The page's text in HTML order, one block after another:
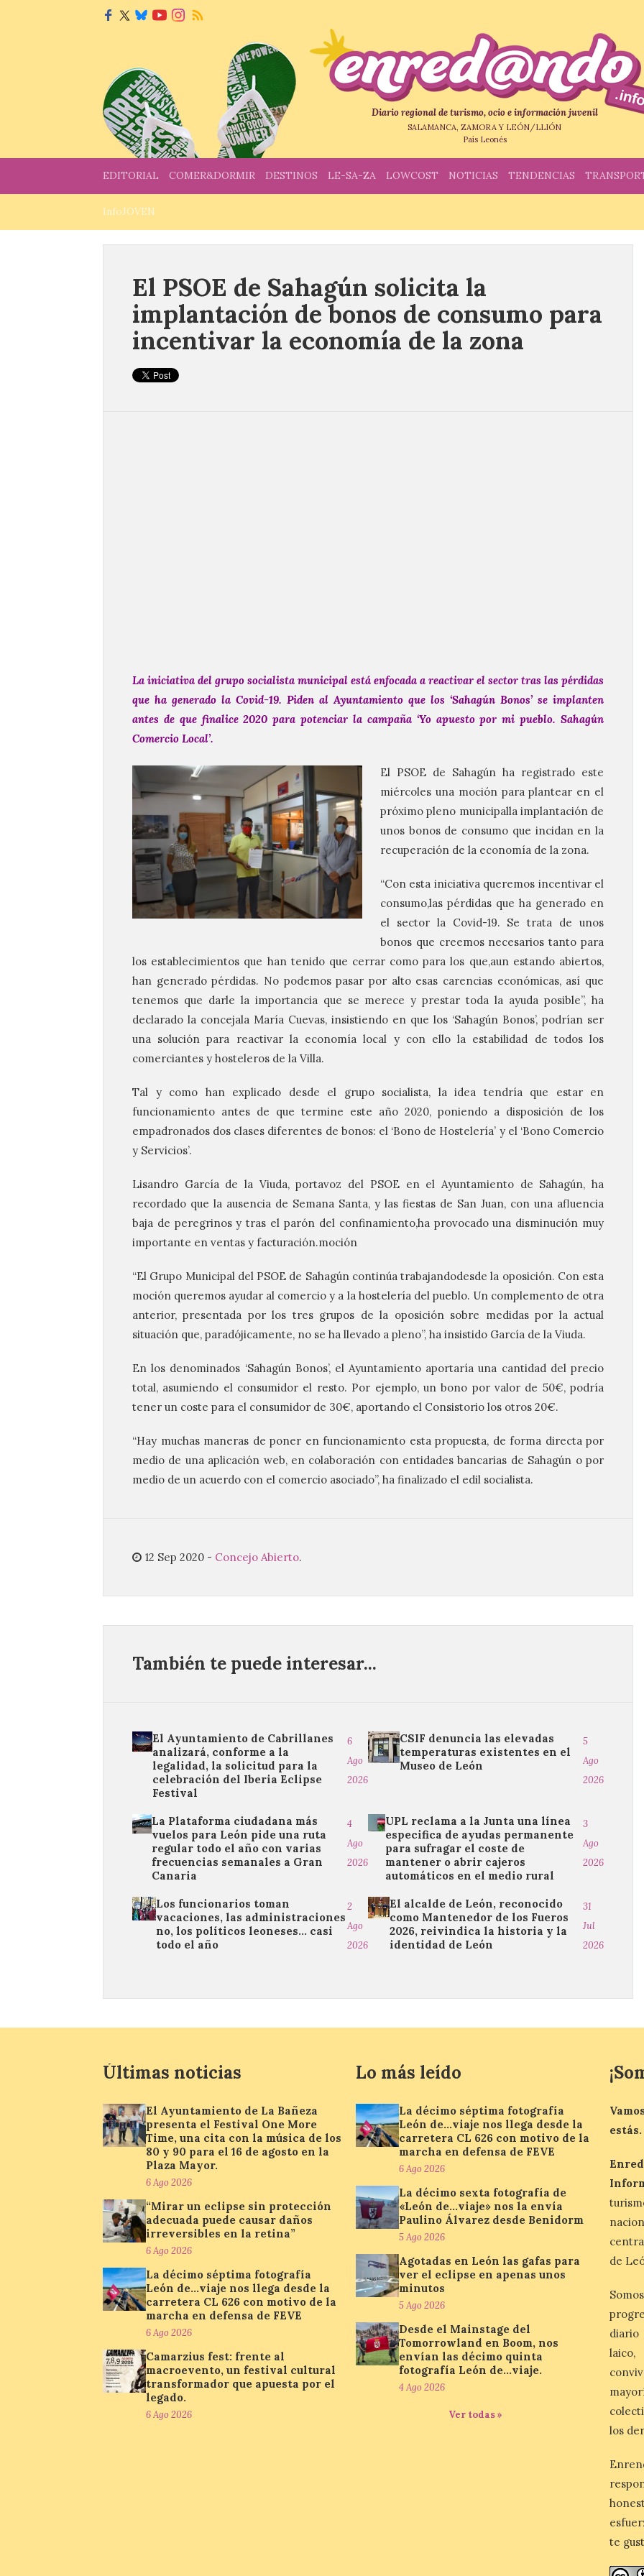
Diario regional de turismo, ocio e información juvenil
SALAMANCA, ZAMORA Y LEÓN/LLIÓN
País Leonés
EDITORIAL COMER&DORMIR DESTINOS LE-SA-ZA LOWCOST NOTICIAS TENDENCIAS
InfoJOVEN
El PSOE de Sahagún solicita la
implantación de bonos de consumo para
incentivar la economía de la zona
La iniciativa del grupo socialista municipal está enfocada a reactivar el sector tras las pérdidas
que ha generado la Covid-19. Piden al Ayuntamiento que los ‘Sahagún Bonos’ se implanten
antes de que finalice 2020 para potenciar la campaña ‘Yo apuesto por mi pueblo. Sahagún
Comercio Local’.
El PSOE de Sahagún ha registrado este
miércoles una moción para plantear en el
próximo pleno municipalla implantación de
unos bonos de consumo que incidan en la
recuperación de la economía de la zona.
“Con esta iniciativa queremos incentivar el
consumo,las pérdidas que ha generado en
el sector la Covid-19. Se trata de unos
bonos que creemos necesarios tanto para
los establecimientos que han tenido que cerrar como para los que,aun estando abiertos,
han generado pérdidas. No podemos pasar por alto esas carencias económicas, así que
tenemos que darle la importancia que se merece y prestar toda la ayuda posible”, ha
declarado la concejala María Cuevas, insistiendo en que los ‘Sahagún Bonos’, podrían ser
una solución para reactivar la economía local y con ello la estabilidad de todos los
comerciantes y hosteleros de la Villa.
Tal y como han explicado desde el grupo socialista, la idea tendría que estar en
funcionamiento antes de que termine este año 2020, poniendo a disposición de los
empadronados dos clases diferentes de bonos: el ‘Bono de Hostelería’ y el ‘Bono Comercio
y Servicios’.
Lisandro García de la Viuda, portavoz del PSOE en el Ayuntamiento de Sahagún, ha
recordado que la ausencia de Semana Santa, y las fiestas de San Juan, con una afluencia
baja de peregrinos y tras el parón del confinamiento,ha provocado una disminución muy
importante en ventas y facturación.moción
“El Grupo Municipal del PSOE de Sahagún continúa trabajandodesde la oposición. Con esta
moción queremos ayudar al comercio y a la hostelería del pueblo. Un complemento de otra
anterior, presentada por los tres grupos de la oposición sobre medidas por la actual
situación que, paradójicamente, no se ha llevado a pleno”, ha insistido García de la Viuda.
En los denominados ‘Sahagún Bonos’, el Ayuntamiento aportaría una cantidad del precio
total, asumiendo el consumidor el resto. Por ejemplo, un bono por valor de 50€, podría
tener un coste para el consumidor de 30€, aportando el Consistorio los otros 20€.
“Hay muchas maneras de poner en funcionamiento esta propuesta, de forma directa por
medio de una aplicación web, en colaboración con entidades bancarias de Sahagún o por
medio de un acuerdo con el comercio asociado”, ha finalizado el edil socialista.
12 Sep 2020 - Concejo Abierto.
También te puede interesar...
El Ayuntamiento de Cabrillanes
analizará, conforme a la
legalidad, la solicitud para la
celebración del Iberia Eclipse
Festival
6
Ago
2026
CSIF denuncia las elevadas
temperaturas existentes en el
Museo de León
5
Ago
2026
La Plataforma ciudadana más
vuelos para León pide una ruta
regular todo el año con varias
frecuencias semanales a Gran
Canaria
4
Ago
2026
UPL reclama a la Junta una línea
especifica de ayudas permanente
para sufragar el coste de
mantener o abrir cajeros
automáticos en el medio rural
3
Ago
2026
Los funcionarios toman
vacaciones, las administraciones
no, los políticos leoneses… casi
todo el año
2
Ago
2026
El alcalde de León, reconocido
como Mantenedor de los Fueros
2026, reivindica la historia y la
identidad de León
31
Jul
2026
Últimas noticias
El Ayuntamiento de La Bañeza
presenta el Festival One More
Time, una cita con la música de los
80 y 90 para el 16 de agosto en la
Plaza Mayor.
6 Ago 2026
“Mirar un eclipse sin protección
adecuada puede causar daños
irreversibles en la retina”
6 Ago 2026
La décimo séptima fotografía
León de…viaje nos llega desde la
carretera CL 626 con motivo de la
marcha en defensa de FEVE
6 Ago 2026
Camarzius fest: frente al
macroevento, un festival cultural
transformador que apuesta por el
legado.
6 Ago 2026
Lo más leído
La décimo séptima fotografía
León de…viaje nos llega desde la
carretera CL 626 con motivo de la
marcha en defensa de FEVE
6 Ago 2026
La décimo sexta fotografía de
«León de…viaje» nos la envía
Paulino Álvarez desde Benidorm
5 Ago 2026
Agotadas en León las gafas para
ver el eclipse en apenas unos
minutos
5 Ago 2026
Desde el Mainstage del
Tomorrowland en Boom, nos
envían las décimo quinta
fotografía León de…viaje.
4 Ago 2026
Ver todas »
estás.
de
diario
los
te